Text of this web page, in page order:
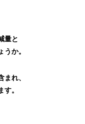
量と
か。
れ、
。